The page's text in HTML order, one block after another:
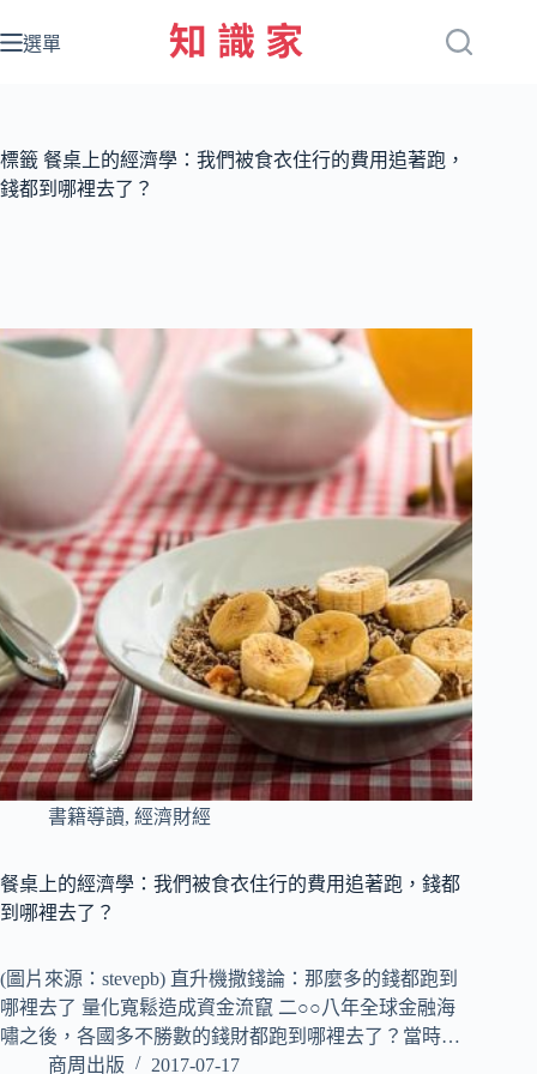
至
容
選單
標籤 餐桌上的經濟學：我們被食衣住行的費用追著跑，
錢都到哪裡去了？
書籍導讀, 經濟財經
餐桌上的經濟學：我們被食衣住行的費用追著跑，錢都
到哪裡去了？
(圖片來源：stevepb) 直升機撒錢論：那麼多的錢都跑到
哪裡去了 量化寬鬆造成資金流竄 二○○八年全球金融海
嘯之後，各國多不勝數的錢財都跑到哪裡去了？當時…
商周出版
2017-07-17